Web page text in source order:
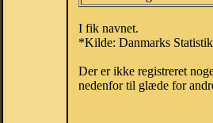
I fik navnet.
*Kilde: Danmarks Statistik
Der er ikke registreret
nedenfor til glæde for